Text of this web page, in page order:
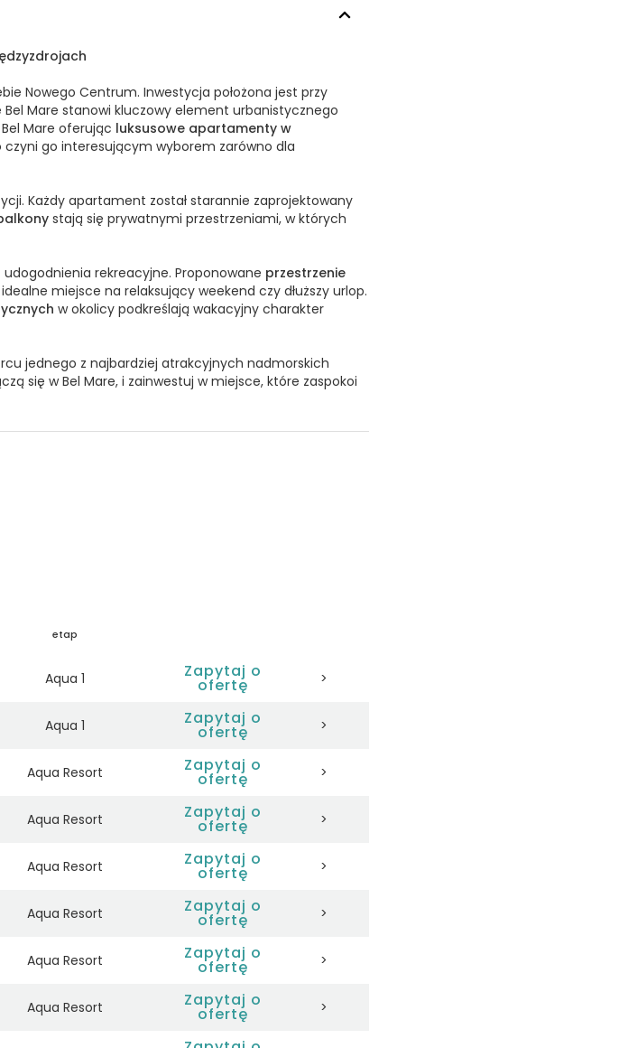
Nowego Centrum. Inwestycja położona jest przy
Bel Mare stanowi kluczowy element urbanistycznego
Bel Mare oferując luksusowe apartamenty w
go interesującym wyborem zarówno dla
Każdy apartament został starannie zaprojektowany
stają się prywatnymi przestrzeniami, w których
rekreacyjne. Proponowane przestrzenie
miejsce na relaksujący weekend czy dłuższy urlop.
w okolicy podkreślają wakacyjny charakter
jednego z najbardziej atrakcyjnych nadmorskich
się w Bel Mare, i zainwestuj w miejsce, które zaspokoi
etap
Aqua 1 Zapytaj o
ofertę >
Aqua 1 Zapytaj o
ofertę >
Aqua Resort Zapytaj o
ofertę >
Aqua Resort Zapytaj o
ofertę >
Aqua Resort Zapytaj o
ofertę >
Aqua Resort Zapytaj o
ofertę >
Aqua Resort Zapytaj o
ofertę >
Aqua Resort Zapytaj o
ofertę >